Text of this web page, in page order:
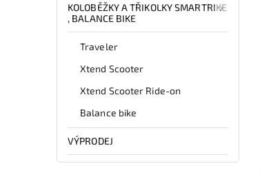
KOLOBĚŽKY A TŘIKOLKY SMARTRIKE
, BALANCE BIKE
Traveler
Xtend Scooter
Xtend Scooter Ride-on
Balance bike
VÝPRODEJ